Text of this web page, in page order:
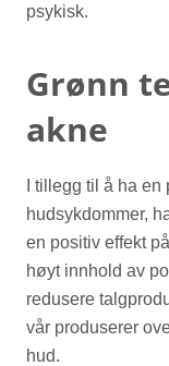
psykisk.
Grønn
akne
I tillegg til å ha
hudsykdommer,
en positiv effekt
høyt innhold av
redusere
vår produserer
hud.